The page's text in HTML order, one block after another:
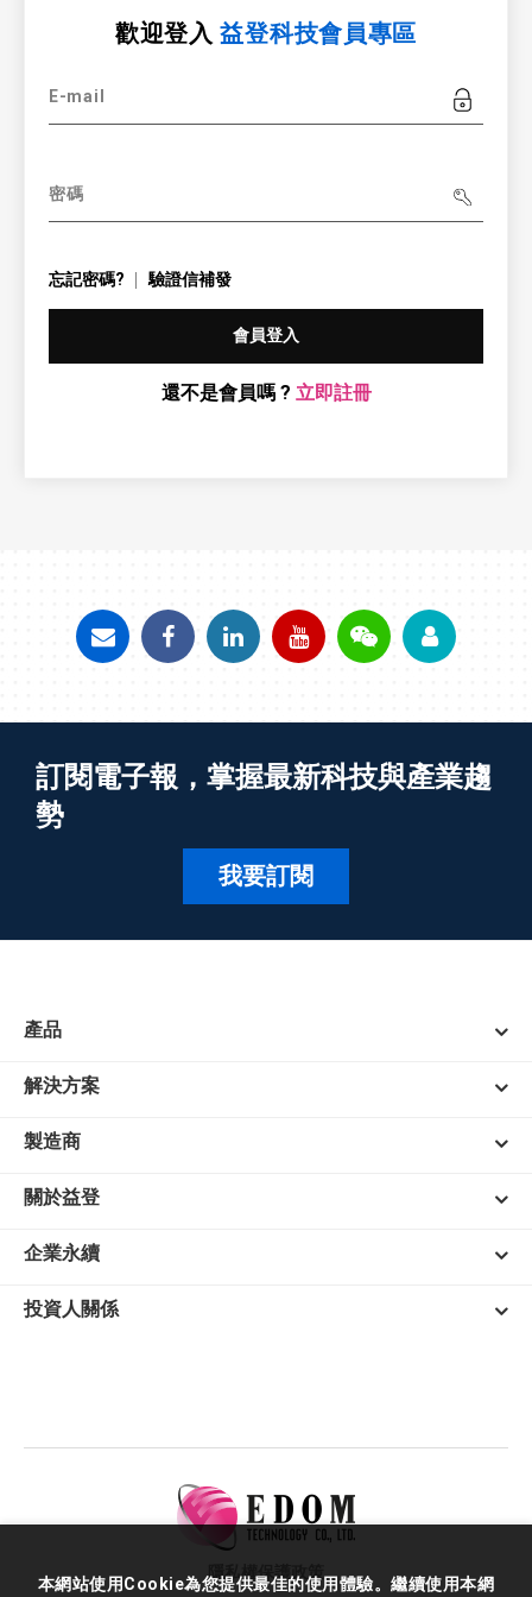
歡迎登入益登科技會員專區
E-mail
密碼
忘記密碼? 驗證信補發
會員登入
還不是會員嗎 ? 立即註冊
訂閱電子報，掌握最新科技與產業趨
勢
我要訂閱
產品
解決方案
製造商
關於益登
企業永續
投資人關係
隱私權保護政策
本網站使用Cookie為您提供最佳的使用體驗。繼續使用本網